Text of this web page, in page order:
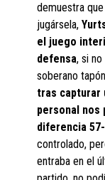
demuestra
jugársela,
el juego
defensa, si
soberano
tras capturar
personal nos
diferencia
controlado,
entraba en el